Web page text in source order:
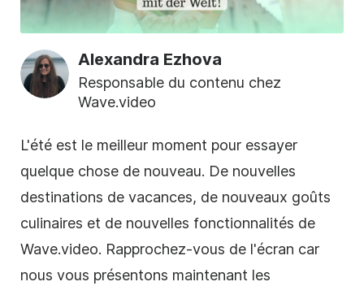
Alexandra Ezhova
Responsable du contenu chez
Wave.video
L'été est le meilleur moment pour essayer
quelque chose de nouveau. De nouvelles
destinations de vacances, de nouveaux goûts
culinaires et de nouvelles fonctionnalités de
Wave.video. Rapprochez-vous de l'écran car
nous vous présentons maintenant les